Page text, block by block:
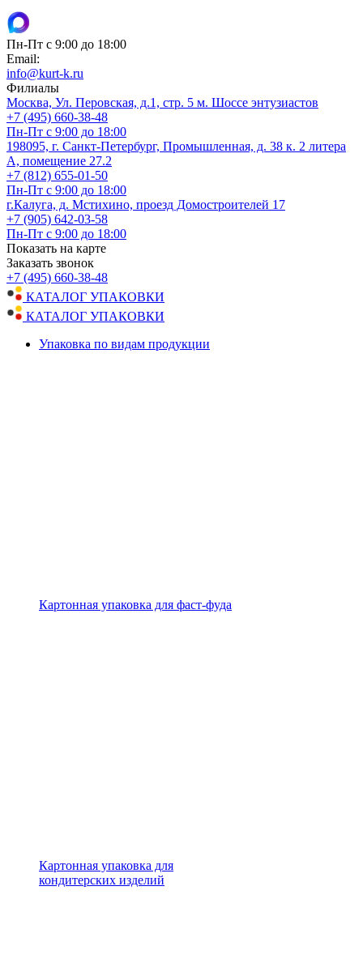
Пн-Пт с 9:00 до 18:00
Email:
info@kurt-k.ru
Филиалы
Москва, Ул. Перовская, д.1, стр. 5 м. Шоссе энтузиастов
+7 (495) 660-38-48
Пн-Пт с 9:00 до 18:00
198095, г. Санкт-Петербург, Промышленная, д. 38 к. 2 литера
А, помещение 27.2
+7 (812) 655-01-50
Пн-Пт с 9:00 до 18:00
г.Калуга, д. Мстихино, проезд Домостроителей 17
+7 (905) 642-03-58
Пн-Пт с 9:00 до 18:00
Показать на карте
Заказать звонок
+7 (495) 660-38-48
КАТАЛОГ УПАКОВКИ
КАТАЛОГ УПАКОВКИ
Упаковка по видам продукции
Картонная упаковка для фаст-фуда
Картонная упаковка для
кондитерских изделий